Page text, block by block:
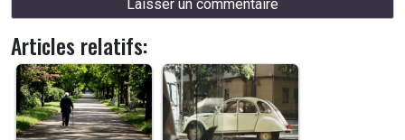
Articles relatifs: